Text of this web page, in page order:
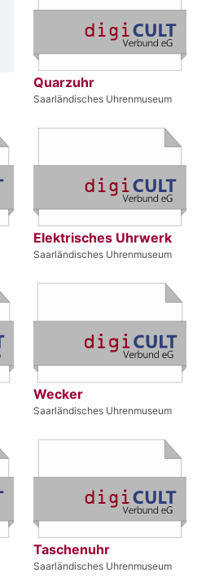
Quarzuhr
Saarländisches Uhrenmuseum
Elektrisches Uhrwerk
Saarländisches Uhrenmuseum
Wecker
Saarländisches Uhrenmuseum
Taschenuhr
Saarländisches Uhrenmuseum